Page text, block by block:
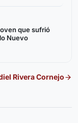
que sufrió
Nuevo
Rivera Cornejo